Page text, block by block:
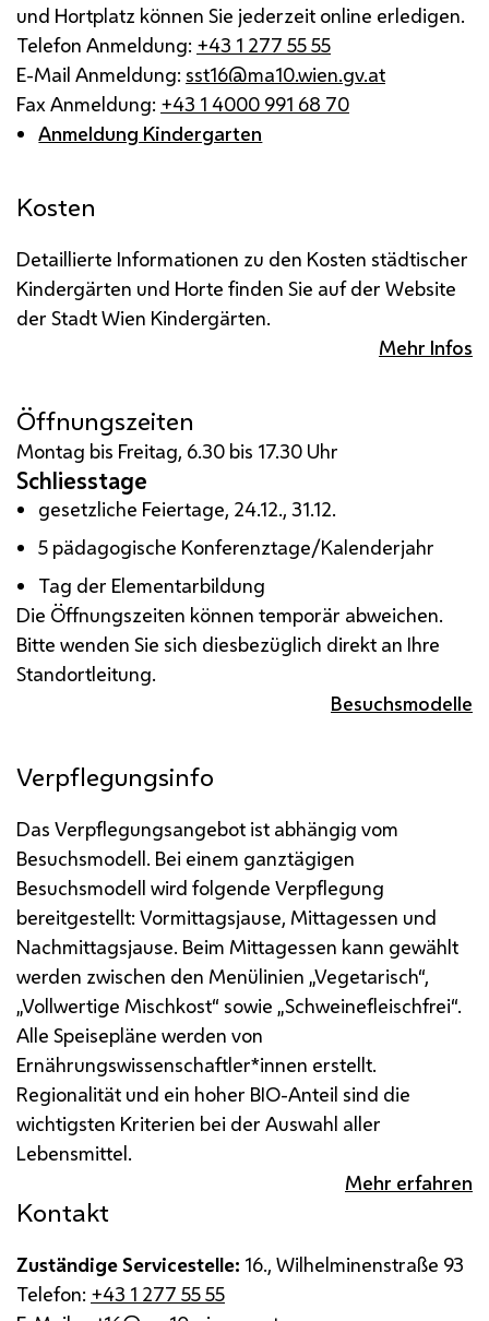
und Hortplatz können Sie jederzeit online erledigen.
Telefon Anmeldung: +43 1 277 55 55
E-Mail Anmeldung: sst16@ma10.wien.gv.at
Fax Anmeldung: +43 1 4000 991 68 70
Anmeldung Kindergarten
Kosten
Detaillierte Informationen zu den Kosten städtischer
Kindergärten und Horte finden Sie auf der Website
der Stadt Wien Kindergärten.
Mehr Infos
Öffnungszeiten
Montag bis Freitag, 6.30 bis 17.30 Uhr
Schliesstage
gesetzliche Feiertage, 24.12., 31.12.
5 pädagogische Konferenztage/Kalenderjahr
Tag der Elementarbildung
Die Öffnungszeiten können temporär abweichen.
Bitte wenden Sie sich diesbezüglich direkt an Ihre
Standortleitung.
Besuchsmodelle
Verpflegungsinfo
Das Verpflegungsangebot ist abhängig vom
Besuchsmodell. Bei einem ganztägigen
Besuchsmodell wird folgende Verpflegung
bereitgestellt: Vormittagsjause, Mittagessen und
Nachmittagsjause. Beim Mittagessen kann gewählt
werden zwischen den Menülinien „Vegetarisch“,
„Vollwertige Mischkost“ sowie „Schweinefleischfrei“.
Alle Speisepläne werden von
Ernährungswissenschaftler*innen erstellt.
Regionalität und ein hoher BIO-Anteil sind die
wichtigsten Kriterien bei der Auswahl aller
Lebensmittel.
Mehr erfahren
Kontakt
Zuständige Servicestelle: 16., Wilhelminenstraße 93
Telefon: +43 1 277 55 55